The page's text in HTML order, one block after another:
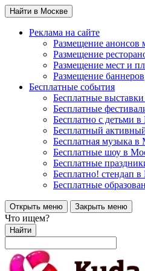
Найти в Москве
Реклама на сайте
Размещение анонсов
Размещение
Размещение мест и
Размещение баннеров
Бесплатные события
Бесплатные
Бесплатные
Бесплатно с детьми
Бесплатный
Бесплатная музыка в
Бесплатные шоу в
Бесплатные
Бесплатно! стендап
Бесплатные
Открыть меню Закрыть меню
Что ищем?
Найти